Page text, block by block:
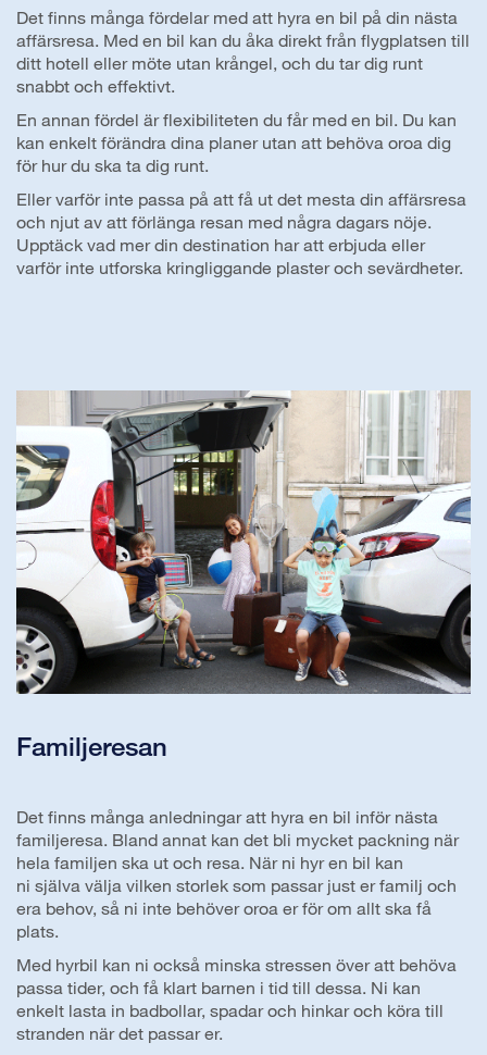
Det finns många fördelar med att hyra en bil på din nästa
affärsresa. Med en bil kan du åka direkt från flygplatsen till
ditt hotell eller möte utan krångel, och du tar dig runt
snabbt och effektivt.
En annan fördel är flexibiliteten du får med en bil. Du kan
kan enkelt förändra dina planer utan att behöva oroa dig
för hur du ska ta dig runt.
Eller varför inte passa på att få ut det mesta din affärsresa
och njut av att förlänga resan med några dagars nöje.
Upptäck vad mer din destination har att erbjuda eller
varför inte utforska kringliggande plaster och sevärdheter.
Familjeresan
Det finns många anledningar att hyra en bil inför nästa
familjeresa. Bland annat kan det bli mycket packning när
hela familjen ska ut och resa. När ni hyr en bil kan
ni själva välja vilken storlek som passar just er familj och
era behov, så ni inte behöver oroa er för om allt ska få
plats.
Med hyrbil kan ni också minska stressen över att behöva
passa tider, och få klart barnen i tid till dessa. Ni kan
enkelt lasta in badbollar, spadar och hinkar och köra till
stranden när det passar er.